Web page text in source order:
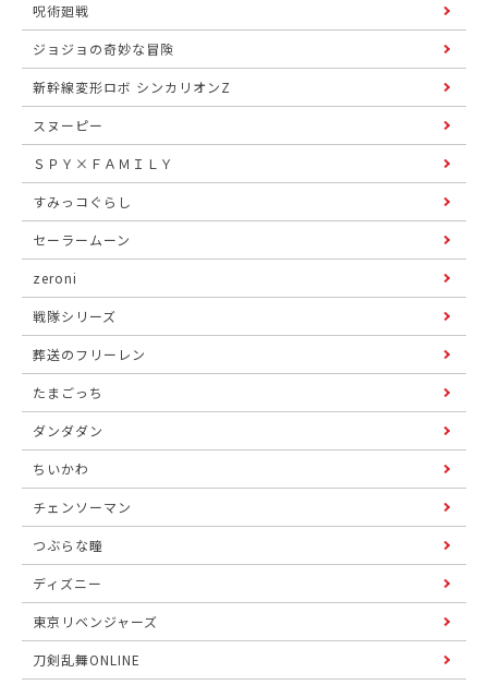
呪術廻戦
ジョジョの奇妙な冒険
新幹線変形ロボ シンカリオンZ
スヌーピー
ＳＰＹ×ＦＡＭＩＬＹ
すみっコぐらし
セーラームーン
zeroni
戦隊シリーズ
葬送のフリーレン
たまごっち
ダンダダン
ちいかわ
チェンソーマン
つぶらな瞳
ディズニー
東京リベンジャーズ
刀剣乱舞ONLINE